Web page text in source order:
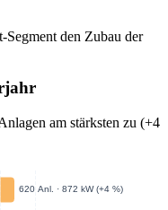
Segment den Zubau der
am stärksten zu (+4